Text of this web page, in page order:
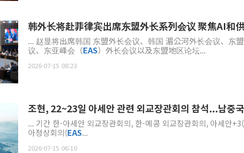
韩外长将赴菲律宾出席东盟外长系列会议 聚焦AI和
... 赵显将出席韩国 东盟外长会议、韩国 湄公河外长会议、东
议、东亚峰会（EAS）外长会议以及东盟地区论坛...
2026-07-15 08:23
조현, 22~23일 아세안 관련 외교장관회의 참석...남중
... 기간 한-아세안 외교장관회의, 한-메콩 외교장관회의, 아세안
아정상회의(EAS...
2026-07-15 06:10